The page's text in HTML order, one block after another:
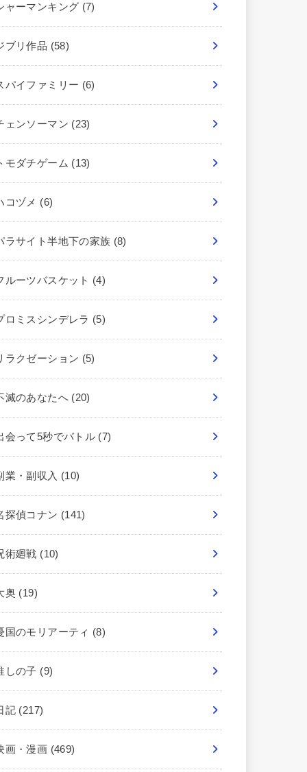
ャーマンキング (7)
ブリ作品 (58)
パイファミリー (6)
ェンソーマン (23)
モダチゲーム (13)
コヅメ (6)
ラサイト半地下の家族 (8)
ルーツバスケット (4)
ロミスシンデレラ (5)
ラクゼーション (5)
滅のあなたへ (20)
会って5秒でバトル (7)
業・副収入 (10)
探偵コナン (141)
術廻戦 (10)
奥 (19)
国のモリアーティ (8)
しの子 (9)
記 (217)
画・漫画 (469)